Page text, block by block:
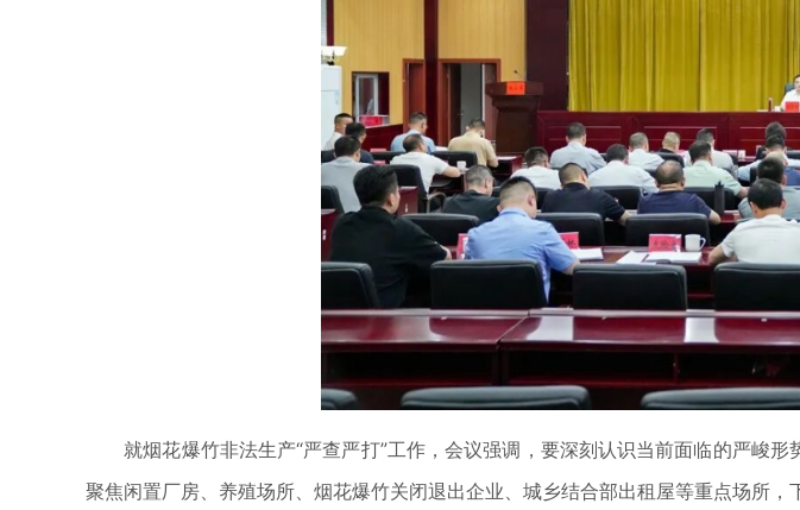
就烟花爆竹非法生产“严查严打”工作，会议强调，要深刻认识当前面临的严峻形
聚焦闲置厂房、养殖场所、烟花爆竹关闭退出企业、城乡结合部出租屋等重点场所